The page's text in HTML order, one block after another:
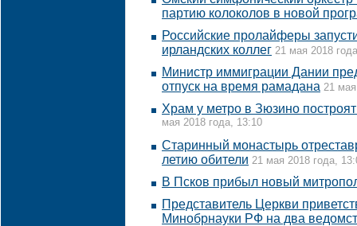
партию колоколов в новой
Российские пролайферы
ирландских коллег 21 мая 2018
Министр иммиграции Дании
отпуск на время рамадана 21
Храм у метро в Зюзино
мая 2018 года, 13:10
Старинный монастырь
летию обители 21 мая 2018 года,
В Псков прибыл новый
Представитель Церкви
Минобрнауки РФ на два